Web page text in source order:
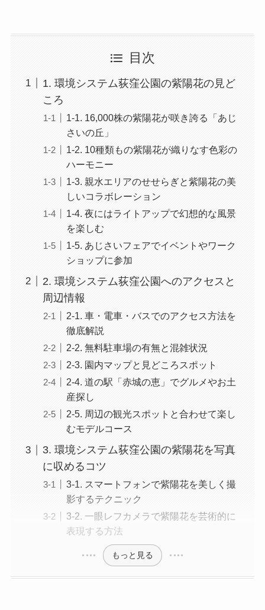
目次
1. 環境システム荻窪公園の紫陽花の見ど
ころ
1-1. 16,000株の紫陽花が咲き誇る「あじ
さいの丘」
1-2. 10種類もの紫陽花が織りなす色彩の
ハーモニー
1-3. 親水エリアのせせらぎと紫陽花の美
しいコラボレーション
1-4. 夜にはライトアップで幻想的な風景
を楽しむ
1-5. あじさいフェアでイベントやワーク
ショップに参加
2. 環境システム荻窪公園へのアクセスと
周辺情報
2-1. 車・電車・バスでのアクセス方法を
徹底解説
2-2. 無料駐車場の有無と混雑状況
2-3. 園内マップと見どころスポット
2-4. 道の駅「赤城の恵」でグルメやお土
産探し
2-5. 周辺の観光スポットと合わせて楽し
むモデルコース
3. 環境システム荻窪公園の紫陽花を写真
に収めるコツ
3-1. スマートフォンで紫陽花を美しく撮
影するテクニック
3-2. 一眼レフカメラで紫陽花を芸術的に
表現する方法
もっと見る